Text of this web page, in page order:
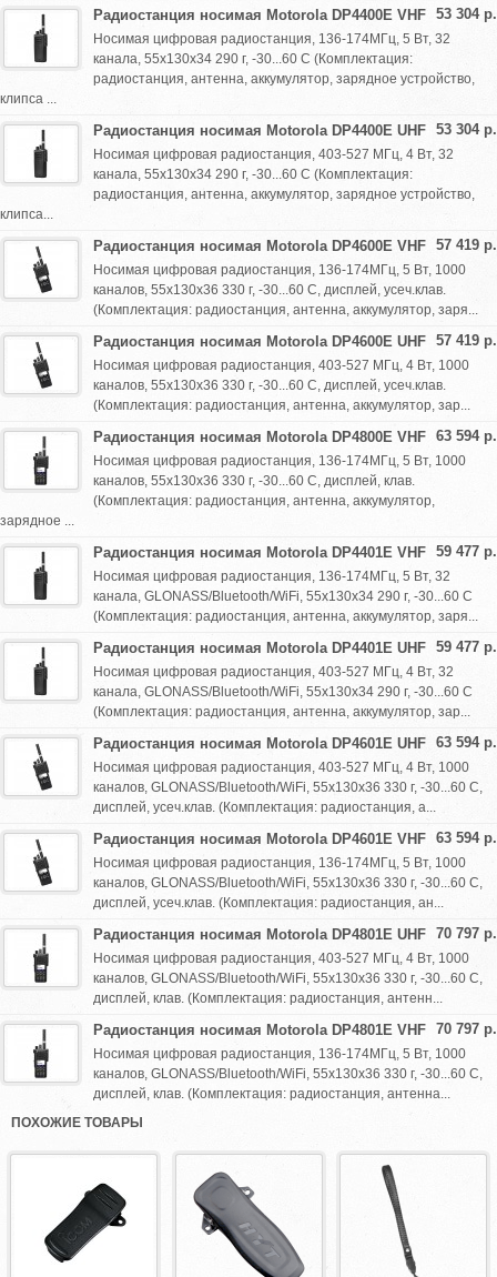
53 304 р.
Радиостанция носимая Motorola DP4400E VHF
Носимая цифровая радиостанция, 136-174МГц, 5 Вт, 32
канала, 55х130х34 290 г, -30...60 С (Комплектация:
радиостанция, антенна, аккумулятор, зарядное устройство,
клипса ...
53 304 р.
Радиостанция носимая Motorola DP4400E UHF
Носимая цифровая радиостанция, 403-527 МГц, 4 Вт, 32
канала, 55х130х34 290 г, -30...60 С (Комплектация:
радиостанция, антенна, аккумулятор, зарядное устройство,
клипса...
57 419 р.
Радиостанция носимая Motorola DP4600E VHF
Носимая цифровая радиостанция, 136-174МГц, 5 Вт, 1000
каналов, 55х130х36 330 г, -30...60 С, дисплей, усеч.клав.
(Комплектация: радиостанция, антенна, аккумулятор, заря...
57 419 р.
Радиостанция носимая Motorola DP4600E UHF
Носимая цифровая радиостанция, 403-527 МГц, 4 Вт, 1000
каналов, 55х130х36 330 г, -30...60 С, дисплей, усеч.клав.
(Комплектация: радиостанция, антенна, аккумулятор, зар...
63 594 р.
Радиостанция носимая Motorola DP4800E VHF
Носимая цифровая радиостанция, 136-174МГц, 5 Вт, 1000
каналов, 55х130х36 330 г, -30...60 С, дисплей, клав.
(Комплектация: радиостанция, антенна, аккумулятор,
зарядное ...
59 477 р.
Радиостанция носимая Motorola DP4401E VHF
Носимая цифровая радиостанция, 136-174МГц, 5 Вт, 32
канала, GLONASS/Bluetooth/WiFi, 55х130х34 290 г, -30...60 С
(Комплектация: радиостанция, антенна, аккумулятор, заря...
59 477 р.
Радиостанция носимая Motorola DP4401E UHF
Носимая цифровая радиостанция, 403-527 МГц, 4 Вт, 32
канала, GLONASS/Bluetooth/WiFi, 55х130х34 290 г, -30...60 С
(Комплектация: радиостанция, антенна, аккумулятор, зар...
63 594 р.
Радиостанция носимая Motorola DP4601E UHF
Носимая цифровая радиостанция, 403-527 МГц, 4 Вт, 1000
каналов, GLONASS/Bluetooth/WiFi, 55х130х36 330 г, -30...60 С,
дисплей, усеч.клав. (Комплектация: радиостанция, а...
63 594 р.
Радиостанция носимая Motorola DP4601E VHF
Носимая цифровая радиостанция, 136-174МГц, 5 Вт, 1000
каналов, GLONASS/Bluetooth/WiFi, 55х130х36 330 г, -30...60 С,
дисплей, усеч.клав. (Комплектация: радиостанция, ан...
70 797 р.
Радиостанция носимая Motorola DP4801E UHF
Носимая цифровая радиостанция, 403-527 МГц, 4 Вт, 1000
каналов, GLONASS/Bluetooth/WiFi, 55х130х36 330 г, -30...60 С,
дисплей, клав. (Комплектация: радиостанция, антенн...
70 797 р.
Радиостанция носимая Motorola DP4801E VHF
Носимая цифровая радиостанция, 136-174МГц, 5 Вт, 1000
каналов, GLONASS/Bluetooth/WiFi, 55х130х36 330 г, -30...60 С,
дисплей, клав. (Комплектация: радиостанция, антенна...
ПОХОЖИЕ ТОВАРЫ